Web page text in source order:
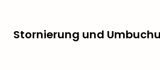
Stornierung und